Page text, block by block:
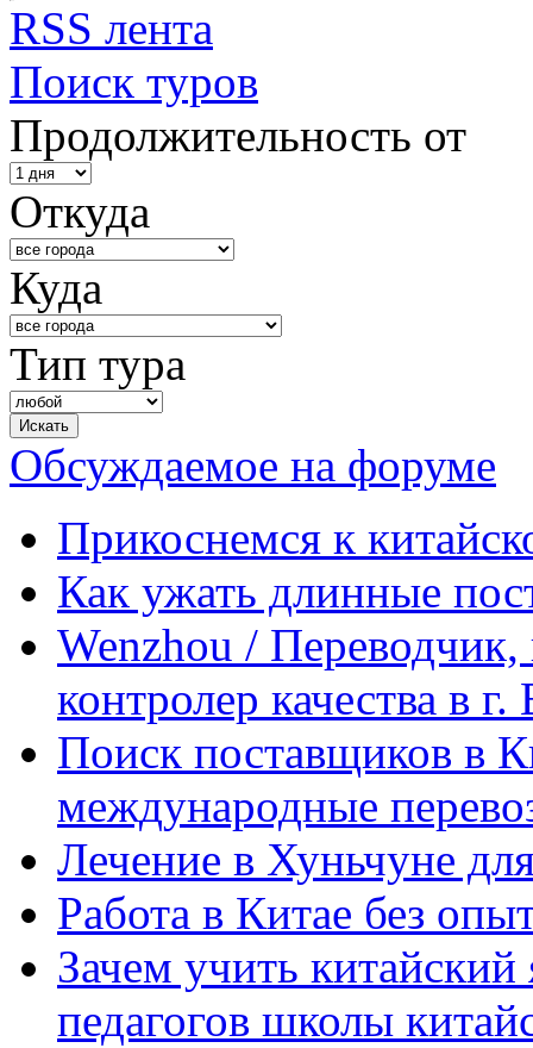
RSS лента
Поиск туров
Продолжительность от
Откуда
Куда
Тип тура
Обсуждаемое на форуме
Прикоснемся к
Как ужать длинные
Wenzhou / Переводчик,
контролер качества в
Поиск поставщиков в
международные
Лечение в Хуньчуне
Работа в Китае без
Зачем учить
педагогов школы